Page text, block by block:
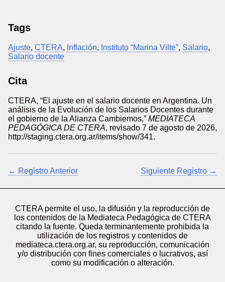
Tags
Ajuste, CTERA, Inflación, Instituto “Marina Vilte”, Salario,
Salario docente
Cita
CTERA, “El ajuste en el salario docente en Argentina. Un
análisis de la Evolución de los Salarios Docentes durante
el gobierno de la Alianza Cambiemos,” MEDIATECA
PEDAGÓGICA DE CTERA, revisado 7 de agosto de 2026,
http://staging.ctera.org.ar/items/show/341.
← Registro Anterior Siguiente Registro →
CTERA permite el uso, la difusión y la reproducción de
los contenidos de la Mediateca Pedagógica de CTERA
citando la fuente. Queda terminantemente prohibida la
utilización de los registros y contenidos de
mediateca.ctera.org.ar, su reproducción, comunicación
y/o distribución con fines comerciales o lucrativos, así
como su modificación o alteración.